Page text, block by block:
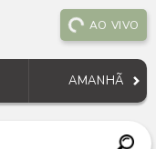
AO VIVO
AMANHÃ